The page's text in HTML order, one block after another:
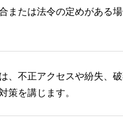
または法令の定めがある
、不正アクセスや紛失、
策を講じます。